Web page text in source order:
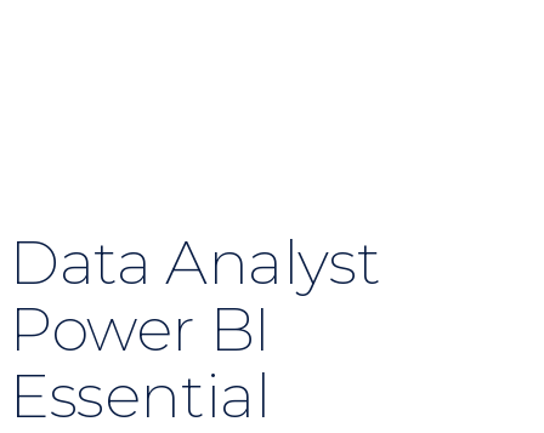
Data Analyst
Power BI
Essential